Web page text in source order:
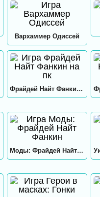
Вархаммер Одиссей
Фрайдей Найт Фанкин на пк
Моды: Фрайдей Найт Фанкин